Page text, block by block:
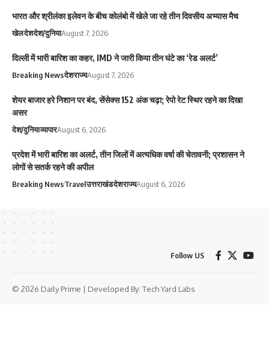
भारत और श्रीलंका इलेवन के बीच कोलंबो में खेले जा रहे तीन दिवसीय अभ्यास मैच
खेलदेशदेश/दुनियाAugust 7, 2026
दिल्ली में भारी बारिश का कहर, IMD ने जारी किया तीन घंटे का ‘रेड अलर्ट’
Breaking Newsदेशराज्यAugust 7, 2026
शेयर बाजार हरे निशान पर बंद, सेंसेक्स 152 अंक चढ़ा; रेपो रेट स्थिर रहने का दिखा
असर
देश/दुनियाव्यापारAugust 6, 2026
प्रदेश में भारी बारिश का अलर्ट, तीन जिलों में अत्यधिक वर्षा की चेतावनी; प्रशासन ने
लोगों से सतर्क रहने की अपील
Breaking NewsTravelउत्तराखंडदेशराज्यAugust 6, 2026
Follow US
© 2026 Daily Prime | Developed By: Tech Yard Labs